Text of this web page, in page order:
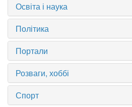
Освіта і наука
Політика
Портали
Розваги, хоббі
Спорт